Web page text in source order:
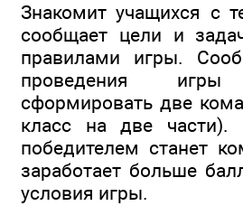
Знакомит учащихся с
сообщает цели и
правилами игры.
проведения игры
сформировать две
класс на две части).
победителем станет
заработает больше
условия игры.